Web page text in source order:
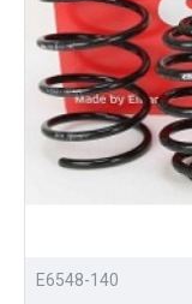
E6548-140